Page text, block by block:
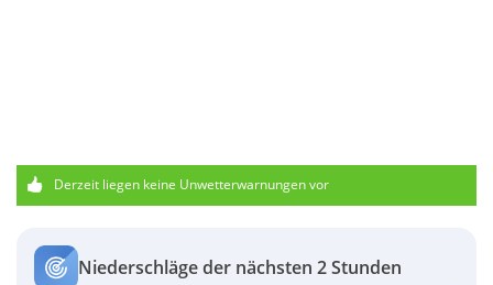
Derzeit liegen keine Unwetterwarnungen vor
Niederschläge der nächsten 2 Stunden